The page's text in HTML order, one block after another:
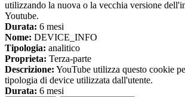
utilizzando la nuova o la vecchia versione
Youtube.
Durata: 6 mesi
Nome: DEVICE_INFO
Tipologia: analitico
Proprieta: Terza-parte
Descrizione: YouTube utilizza questo cookie
tipologia di device utilizzata dall'utente.
Durata: 6 mesi